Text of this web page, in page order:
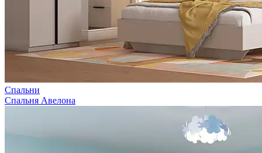
Спальни
Спальня Авелона